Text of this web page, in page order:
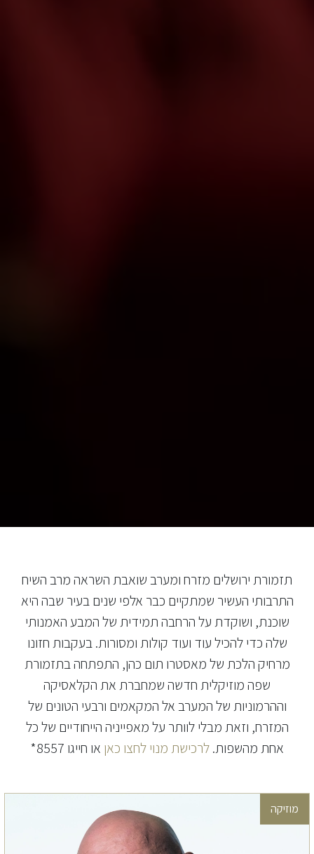
תזמורת ירושלים מזרח ומערב שואבת השראה מרב השיח
התרבותי העשיר שמתקיים כבר אלפי שנים בעיר שבה היא
שוכנת, ושוקדת על הרחבה תמידית של המבע האמנותי
שלה כדי להכיל עוד ועוד קולות ומסורות. בעקבות חזונו
מרחיק הלכת של מאסטרו תום כהן, התפתחה בתזמורת
שפה מוזיקלית חדשה שמחברת את הקלאסיקה
וההרמוניות של המערב אל המקאמים ורבעי הטונים של
המזרח, וזאת מבלי לוותר על מאפייניה הייחודיים של כל
אחת מהשפות.לרכישת מנוי לחצו כאן או חייגו 8557*
מוזיקה